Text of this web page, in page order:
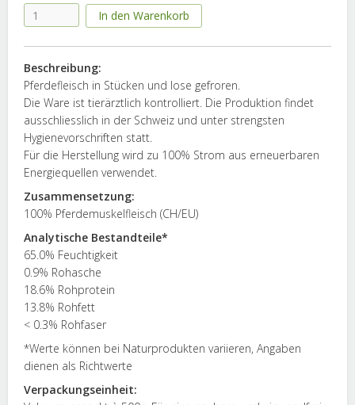
Beschreibung:
Pferdefleisch in Stücken und lose gefroren.
Die Ware ist tierärztlich kontrolliert. Die Produktion findet
ausschliesslich in der Schweiz und unter strengsten
Hygienevorschriften statt.
Für die Herstellung wird zu 100% Strom aus erneuerbaren
Energiequellen verwendet.
Zusammensetzung:
100% Pferdemuskelfleisch (CH/EU)
Analytische Bestandteile*
65.0% Feuchtigkeit
0.9% Rohasche
18.6% Rohprotein
13.8% Rohfett
< 0.3% Rohfaser
*Werte können bei Naturprodukten variieren, Angaben
dienen als Richtwerte
Verpackungseinheit: